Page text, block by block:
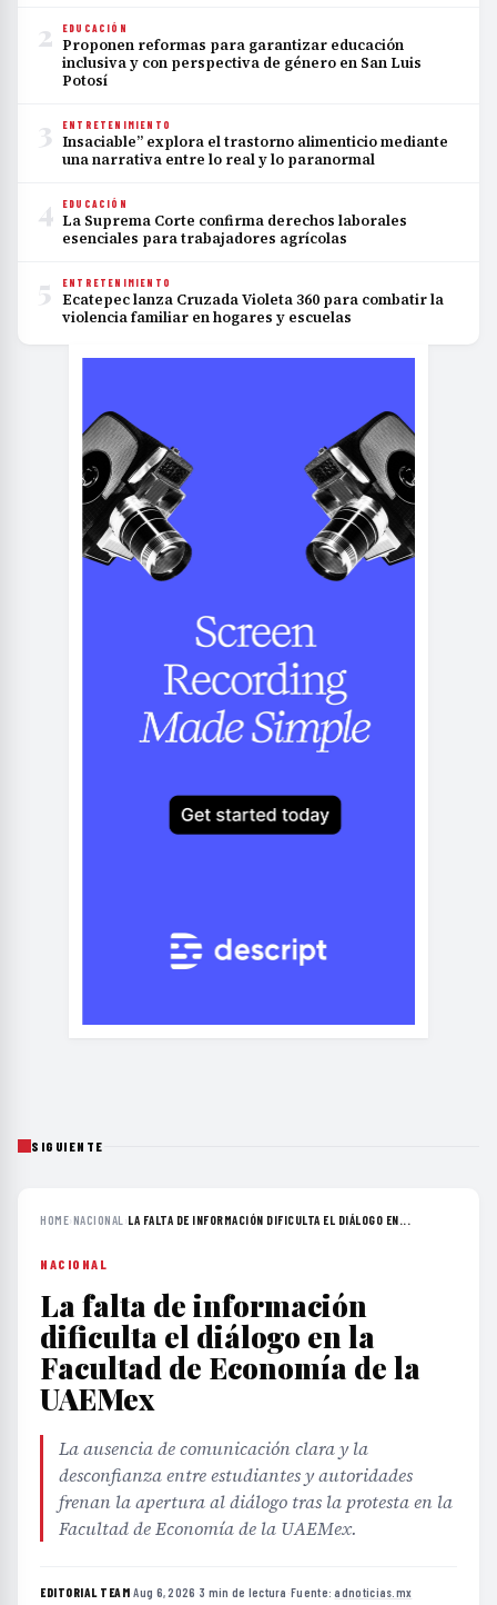
2 EDUCACIÓN
Proponen reformas para garantizar educación
inclusiva y con perspectiva de género en San Luis
Potosí
3 ENTRETENIMIENTO
Insaciable” explora el trastorno alimenticio mediante
una narrativa entre lo real y lo paranormal
4 EDUCACIÓN
La Suprema Corte confirma derechos laborales
esenciales para trabajadores agrícolas
5 ENTRETENIMIENTO
Ecatepec lanza Cruzada Violeta 360 para combatir la
violencia familiar en hogares y escuelas
SIGUIENTE
HOME›NACIONAL ›LA FALTA DE INFORMACIÓN DIFICULTA EL DIÁLOGO EN...
NACIONAL
La falta de información
dificulta el diálogo en la
Facultad de Economía de la
UAEMex
La ausencia de comunicación clara y la
desconfianza entre estudiantes y autoridades
frenan la apertura al diálogo tras la protesta en la
Facultad de Economía de la UAEMex.
EDITORIAL TEAM·Aug 6, 2026 ·3 min de lectura ·Fuente:adnoticias.mx